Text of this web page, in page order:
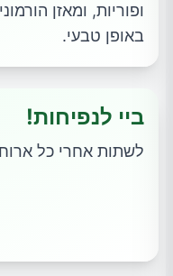
ופוריות, ומאזן
באופן טבעי.
ביי לנפיחות!
לשתות אחרי כל